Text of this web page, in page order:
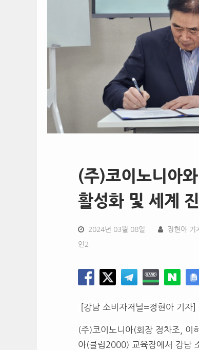
(주)코이노니아
활성화 및 세계
2024년 03월 08일 정현아 기
인2
[강남 소비자저널=정현아 기자]
(주)코이노니아(회장 정차조, 이
아(클럽2000) 교육장에서 강남